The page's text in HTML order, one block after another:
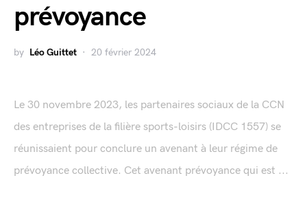
prévoyance
by Léo Guittet 20 février 2024
Le 30 novembre 2023, les partenaires sociaux de la CCN
des entreprises de la filière sports-loisirs (IDCC 1557) se
réunissaient pour conclure un avenant à leur régime de
prévoyance collective. Cet avenant prévoyance qui est ...